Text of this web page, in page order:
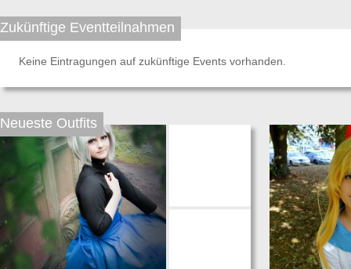
Zukünftige Eventteilnahmen
Keine Eintragungen auf zukünftige Events vorhanden.
Neueste Outfits